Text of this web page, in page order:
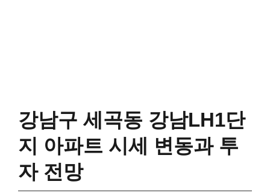
강남구 세곡동 강남LH1단
지 아파트 시세 변동과 투
자 전망